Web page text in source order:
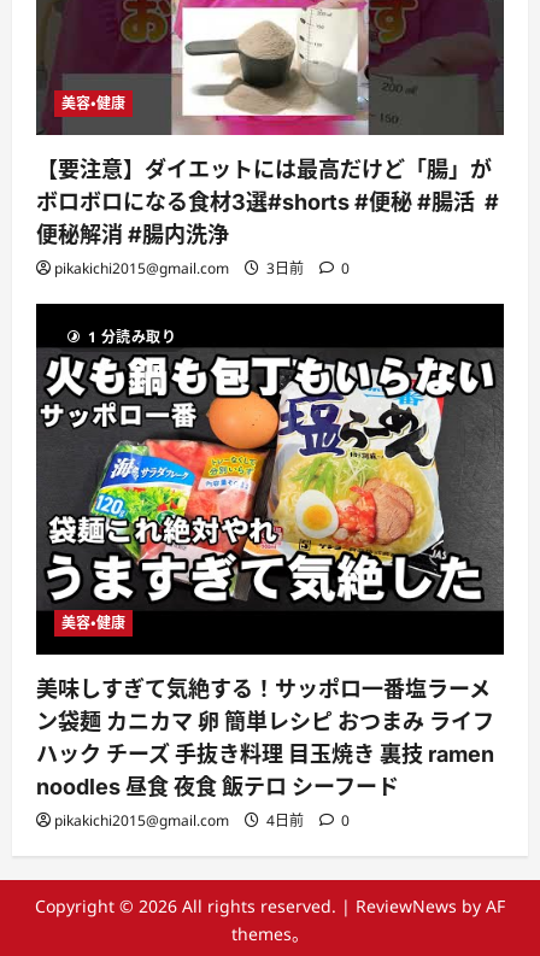
美容・健康
【要注意】ダイエットには最高だけど「腸」が
ボロボロになる食材3選#shorts #便秘 #腸活 #
便秘解消 #腸内洗浄
pikakichi2015@gmail.com 3日前 0
1 分読み取り
美容・健康
美味しすぎて気絶する！サッポロ一番塩ラーメ
ン袋麺 カニカマ 卵 簡単レシピ おつまみ ライフ
ハック チーズ 手抜き料理 目玉焼き 裏技 ramen
noodles 昼食 夜食 飯テロ シーフード
pikakichi2015@gmail.com 4日前 0
Copyright © 2026 All rights reserved. | ReviewNews by AF
themes。